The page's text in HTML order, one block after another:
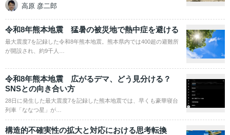
高原 彦二郎
令和8年熊本地震 猛暑の被災地で熱中症を避ける
最大震度7を記録した令和8年熊本地震。熊本県内では400超の避難所
が開設され、約9千人…
令和8年熊本地震 広がるデマ、どう見分ける？
SNSとの向き合い方
28日に発生した最大震度7を記録した熊本地震では、早くも豪華寝台
列車「ななつ星」が…
構造的不確実性の拡大と対応における思考転換